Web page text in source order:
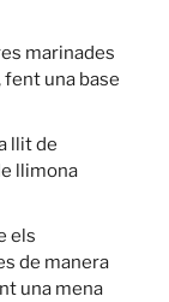
marinades
fent una base
llit de
llimona
els
de manera
una mena